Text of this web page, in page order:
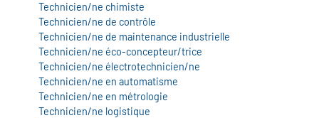
Technicien/ne chimiste
Technicien/ne de contrôle
Technicien/ne de maintenance industrielle
Technicien/ne éco-concepteur/trice
Technicien/ne électrotechnicien/ne
Technicien/ne en automatisme
Technicien/ne en métrologie
Technicien/ne logistique